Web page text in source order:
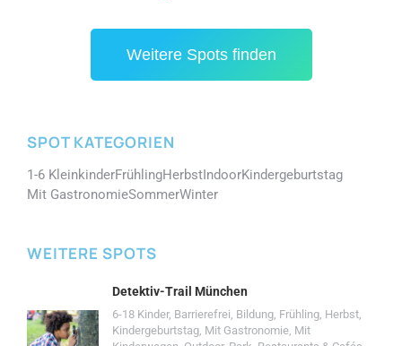
Weitere Spots finden
SPOT KATEGORIEN
1-6 KleinkinderFrühlingHerbstIndoorKindergeburtstag
Mit GastronomieSommerWinter
WEITERE SPOTS
Detektiv-Trail München
6-18 Kinder, Barrierefrei, Bildung, Frühling, Herbst,
Kindergeburtstag, Mit Gastronomie, Mit